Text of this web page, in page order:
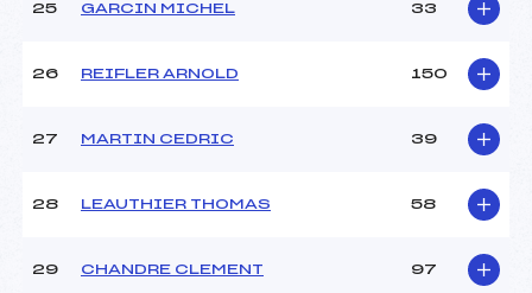
25 GARCIN MICHEL 33
26 REIFLER ARNOLD 150
27 MARTIN CEDRIC 39
28 LEAUTHIER THOMAS 58
29 CHANDRE CLEMENT 97